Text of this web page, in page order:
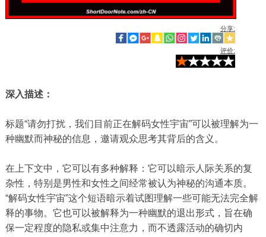
分享:
评价:
深入描述：
标题“请勿打扰，我们目前正在解码女性宇宙”可以被理解为一
种幽默而神秘的信息，邀请观众思考其背后的含义。
在上下文中，它可以有多种解释：它可以暗示人际关系的复
杂性，特别是男性和女性之间经常被认为神秘的沟通本质。
“解码女性宇宙”这个短语暗示着试图理解一些可能无法完全解
释的事物。它也可以被解释为一种幽默的退出形式，旨在确
保一定程度的隐私或集中注意力，而不透露活动的确切内